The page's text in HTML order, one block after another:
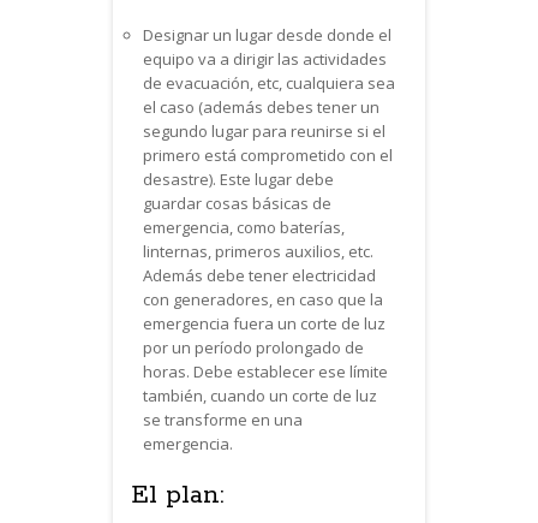
Designar un lugar desde donde el
equipo va a dirigir las actividades
de evacuación, etc, cualquiera sea
el caso (además debes tener un
segundo lugar para reunirse si el
primero está comprometido con el
desastre). Este lugar debe
guardar cosas básicas de
emergencia, como baterías,
linternas, primeros auxilios, etc.
Además debe tener electricidad
con generadores, en caso que la
emergencia fuera un corte de luz
por un período prolongado de
horas. Debe establecer ese límite
también, cuando un corte de luz
se transforme en una
emergencia.
El plan: